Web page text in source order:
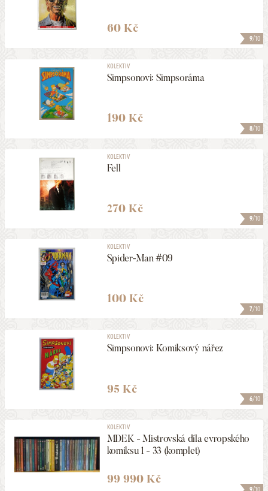
9/10
60 Kč
8/10
KOLEKTIV
Simpsonovi: Simpsoráma
190 Kč
9/10
KOLEKTIV
Fell
270 Kč
7/10
KOLEKTIV
Spider-Man #09
100 Kč
6/10
KOLEKTIV
Simpsonovi: Komiksový nářez
95 Kč
9/10
KOLEKTIV
MDEK - Mistrovská díla evropského
komiksu 1 - 33 (komplet)
99 990 Kč